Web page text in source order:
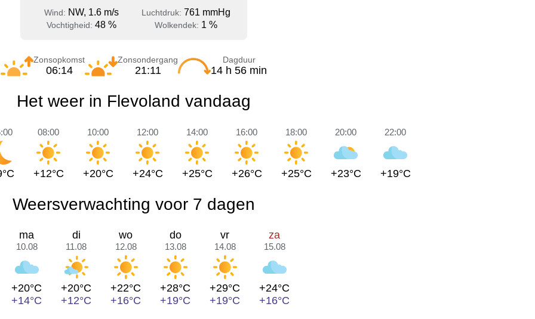
Wind: NW, 1.6 m/s Luchtdruk: 761 mmHg
Vochtigheid: 48 % Wolkendek: 1 %
Zonsopkomst
06:14
Zonsondergang
21:11
Dagduur
14 h 56 min
Het weer in Flevoland vandaag
08:00
+12°C
10:00
+20°C
12:00
+24°C
14:00
+25°C
16:00
+26°C
18:00
+25°C
20:00
+23°C
22:00
+19°C
Weersverwachting voor 7 dagen
ma
10.08
+20°C
+14°C
di
11.08
+20°C
+12°C
wo
12.08
+22°C
+16°C
do
13.08
+28°C
+19°C
vr
14.08
+29°C
+19°C
za
15.08
+24°C
+16°C